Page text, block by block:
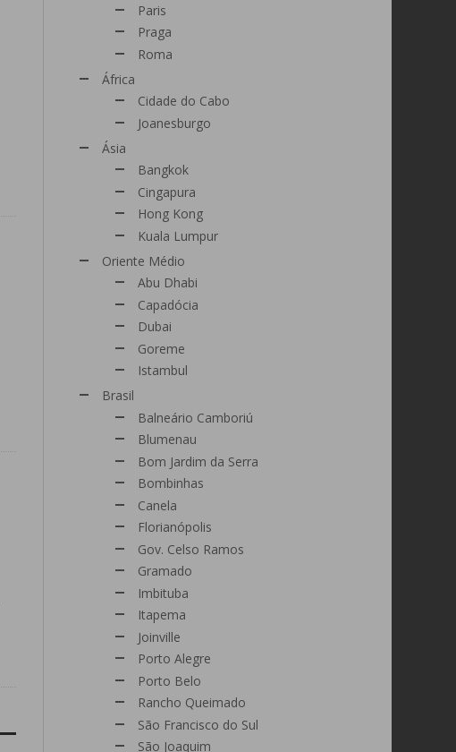
Paris
Praga
Roma
África
Cidade do Cabo
Joanesburgo
Ásia
Bangkok
Cingapura
Hong Kong
Kuala Lumpur
Oriente Médio
Abu Dhabi
Capadócia
Dubai
Goreme
Istambul
Brasil
Balneário Camboriú
Blumenau
Bom Jardim da Serra
Bombinhas
Canela
Florianópolis
Gov. Celso Ramos
Gramado
Imbituba
Itapema
Joinville
Porto Alegre
Porto Belo
Rancho Queimado
São Francisco do Sul
São Joaquim